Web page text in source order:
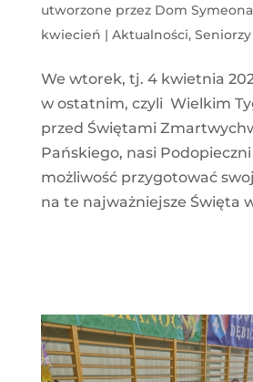
utworzone przez Dom Symeona
kwiecień | Aktualności, Seniorzy
We wtorek, tj. 4 kwietnia
w ostatnim, czyli Wielkim
przed Świętami
Pańskiego, nasi
możliwość przygotować
na te najważniejsze Święta